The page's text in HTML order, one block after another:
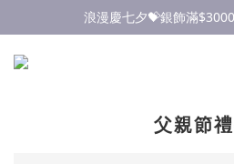
點此加入LINE✅好友
點此加入LINE✅好友領
父親節